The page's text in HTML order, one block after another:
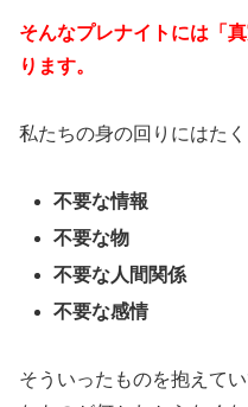
そんなプレナイトには「
ります。
私たちの身の回りにはた
不要な情報
不要な物
不要な人間関係
不要な感情
そういったものを抱えて